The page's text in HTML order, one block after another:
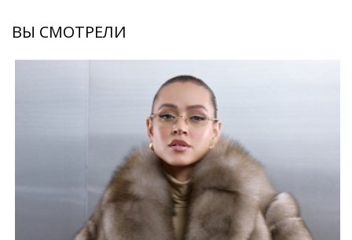
нежность и элегантность, делая его универсальным
дополнением к любому образу. Мы также предлагаем
возможность изменения длины изделия, чтобы шуба
идеально соответствовала вашим предпочтениям.
Укороченный фасон идеально подходит для активного
образа жизни, не сковывает движений и позволяет
чувствовать себя уверенно в любой ситуации. Шуба
хорошо подходит к повседневной одежде, а так же
вечерними нарядами, добавляя нотку изысканности и
гламура. Размерный ряд от 42 до 50 позволит каждой
женщине подобрать оптимальную посадку.
ВЫ СМОТРЕЛИ